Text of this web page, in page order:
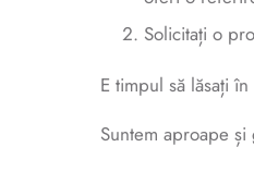
Solicitați o
E timpul să lăsați
Suntem aproape și